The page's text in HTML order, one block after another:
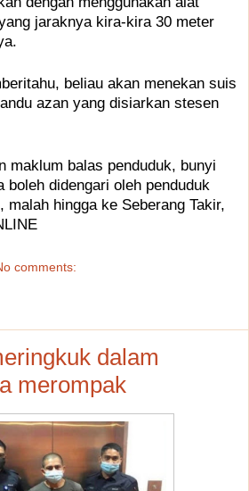
jaraknya kira-kira 30 meter
beliau akan menekan suis
azan yang disiarkan stesen
maklum balas penduduk, bunyi
boleh didengari oleh penduduk
malah hingga ke Seberang Takir,
comments:
dalam
merompak